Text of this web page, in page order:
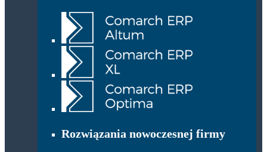
Rozwiązania nowoczesnej firmy